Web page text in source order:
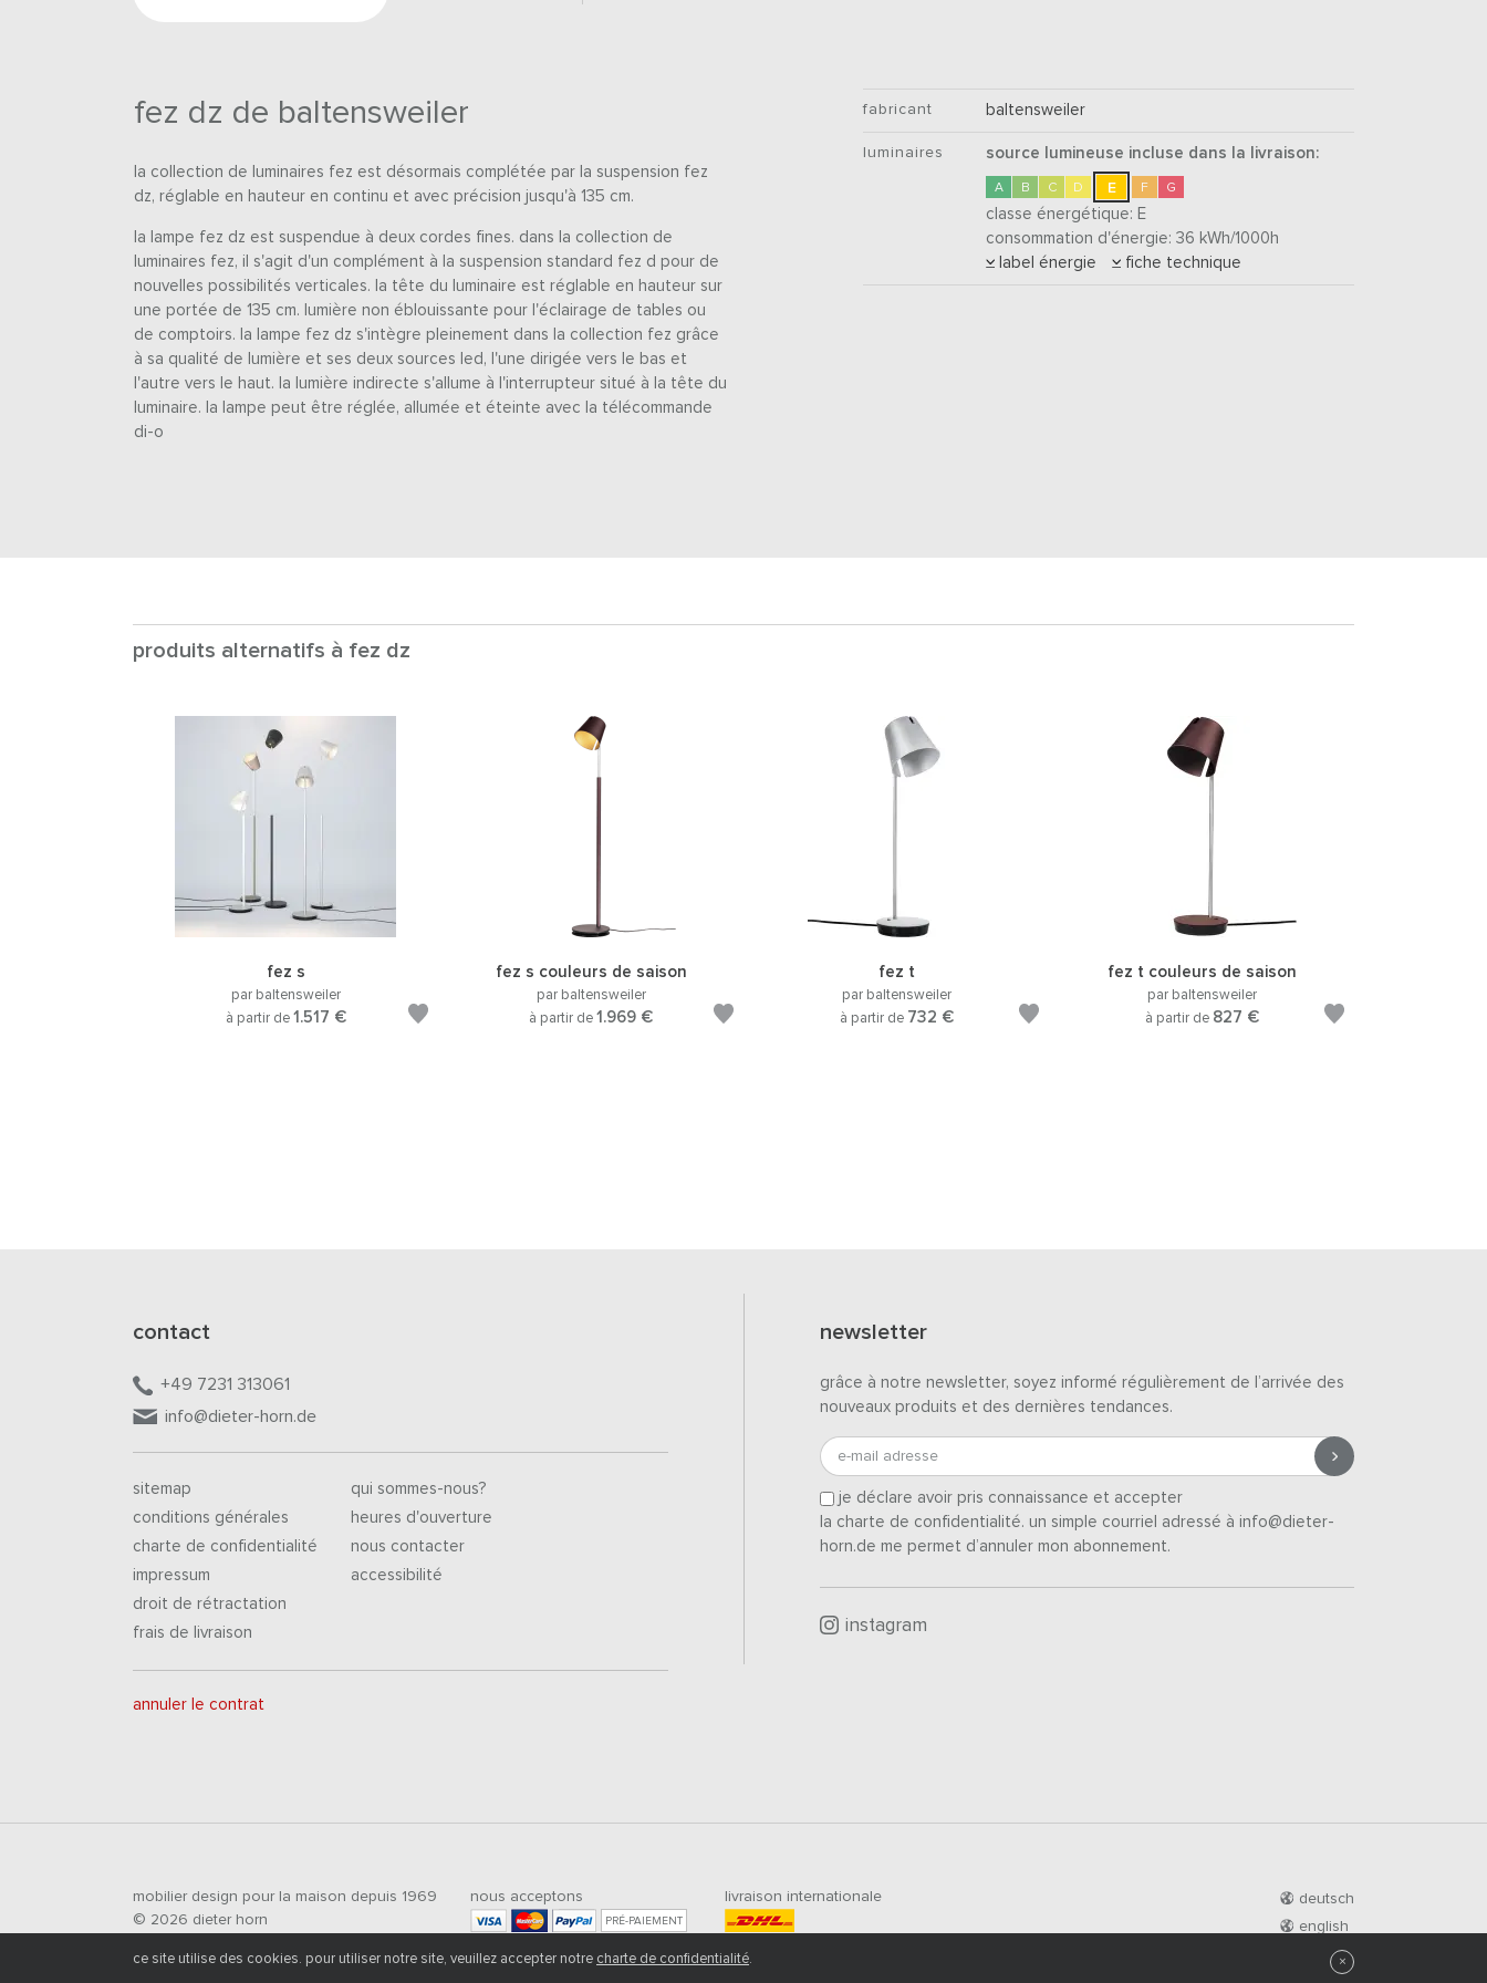
fez dz de baltensweiler
la collection de luminaires fez est désormais complétée par la suspension fez
dz, réglable en hauteur en continu et avec précision jusqu'à 135 cm.
la lampe fez dz est suspendue à deux cordes fines. dans la collection de
luminaires fez, il s'agit d'un complément à la suspension standard fez d pour de
nouvelles possibilités verticales. la tête du luminaire est réglable en hauteur sur
une portée de 135 cm. lumière non éblouissante pour l'éclairage de tables ou
de comptoirs. la lampe fez dz s'intègre pleinement dans la collection fez grâce
à sa qualité de lumière et ses deux sources led, l'une dirigée vers le bas et
l'autre vers le haut. la lumière indirecte s'allume à l'interrupteur situé à la tête du
luminaire. la lampe peut être réglée, allumée et éteinte avec la télécommande
di-o
fabricant baltensweiler
luminaires source lumineuse incluse dans la livraison:
A B C D E F G
classe énergétique: E
consommation d'énergie: 36 kWh/1000h
label énergie
fiche technique
produits alternatifs à fez dz
fez s
par baltensweiler
à partir de 1.517 €
fez s couleurs de saison
par baltensweiler
à partir de 1.969 €
fez t
par baltensweiler
à partir de 732 €
fez t couleurs de saison
par baltensweiler
à partir de 827 €
contact
+49 7231 313061
info@dieter-horn.de
sitemap
conditions générales
charte de confidentialité
impressum
droit de rétractation
frais de livraison
qui sommes-nous?
heures d'ouverture
nous contacter
accessibilité
annuler le contrat
newsletter
grâce à notre newsletter, soyez informé régulièrement de l’arrivée des
nouveaux produits et des dernières tendances.
e-mail adresse
je déclare avoir pris connaissance et accepter
la charte de confidentialité. un simple courriel adressé à info@dieter-
horn.de me permet d’annuler mon abonnement.
instagram
mobilier design pour la maison depuis 1969
© 2026 dieter horn
deutsch
english
nous acceptons
PRÉ-PAIEMENT
livraison internationale
ce site utilise des cookies. pour utiliser notre site, veuillez accepter notre charte de confidentialité. ×